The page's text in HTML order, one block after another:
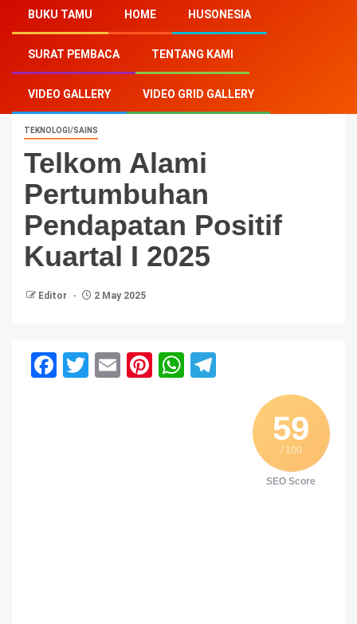
BUKU TAMU HOME HUSONESIA
SURAT PEMBACA TENTANG KAMI
VIDEO GALLERY VIDEO GRID GALLERY
Home-Teknologi/Sains-Telkom Alami Pertumbuhan
Pendapatan Positif Kuartal I 2025
TEKNOLOGI/SAINS
Telkom Alami
Pertumbuhan
Pendapatan Positif
Kuartal I 2025
Editor 2 May 2025
Facebook
Twitter
EmailPinterest
WhatsApp
59
/ 100
SEO Score